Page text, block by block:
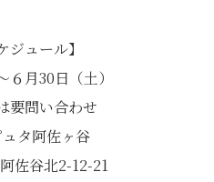
ジュール】
月30日（土）
要問い合わせ
タ阿佐ヶ谷
佐谷北2-12-21